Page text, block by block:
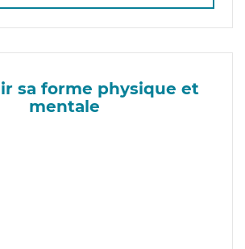
sa forme physique et
mentale